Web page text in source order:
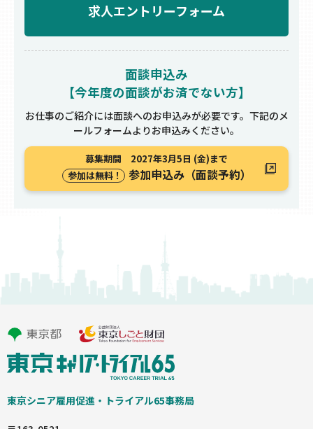
求人エントリーフォーム
面談申込み
【今年度の面談がお済でない方】
お仕事のご紹介には面談へのお申込みが必要です。 下記のメ
ールフォームよりお申込みください。
募集期間 2027年3月5日 (金)まで
参加は無料！ 参加申込み（面談予約）
東京シニア雇⽤促進‧トライアル65事務局